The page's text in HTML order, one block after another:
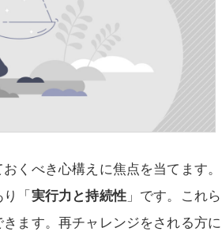
くべき心構えに焦点を当てます。
「 実行力と持続性」です。これら
ます。再チャレンジをされる方に